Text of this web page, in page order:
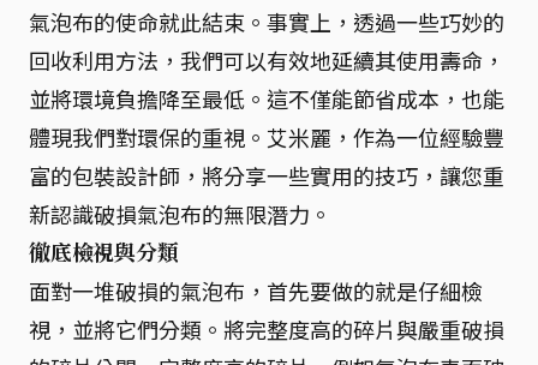
氣泡布的使命就此結束。事實上，透過一些巧妙的
回收利用方法，我們可以有效地延續其使用壽命，
並將環境負擔降至最低。這不僅能節省成本，也能
體現我們對環保的重視。艾米麗，作為一位經驗豐
富的包裝設計師，將分享一些實用的技巧，讓您重
新認識破損氣泡布的無限潛力。
徹底檢視與分類
面對一堆破損的氣泡布，首先要做的就是仔細檢
視，並將它們分類。將完整度高的碎片與嚴重破損